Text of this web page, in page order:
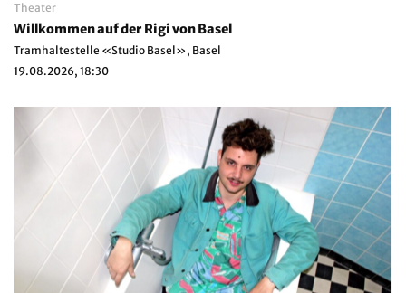
Theater
Willkommen auf der Rigi von Basel
Tramhaltestelle «Studio Basel», Basel
19.08.2026, 18:30